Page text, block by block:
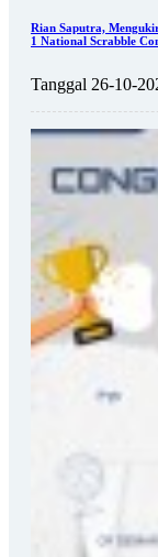
Rian Saputra,
1 National Scrabble
Tanggal 26-10-